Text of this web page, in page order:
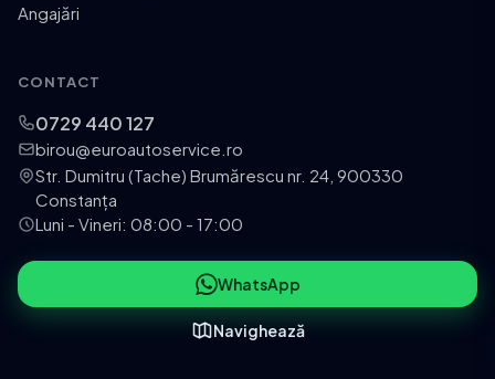
Angajări
CONTACT
0729 440 127
birou@euroautoservice.ro
Str. Dumitru (Tache) Brumărescu nr. 24, 900330
Constanța
Luni - Vineri: 08:00 - 17:00
WhatsApp
Navighează